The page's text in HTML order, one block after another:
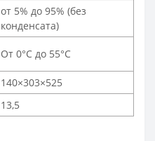
от 5% до 95% (без
конденсата)
От 0°C до 55°C
140×303×525
13,5